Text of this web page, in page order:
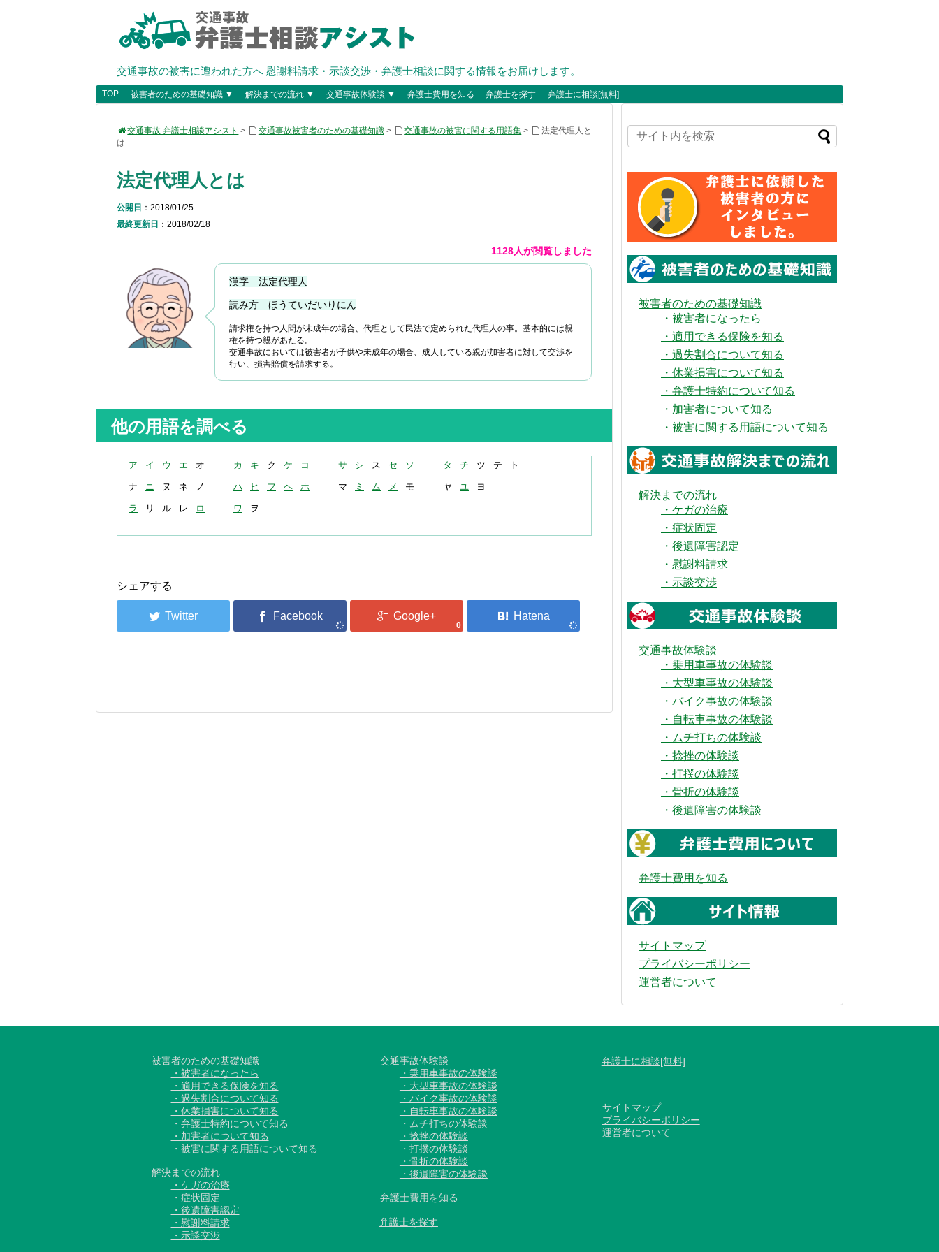
交通事故の被害に遭われた方へ 慰謝料請求・示談交渉・弁護士相談に関する情報をお届けします。
TOP 被害者のための基礎知識 ▼ 解決までの流れ ▼ 交通事故体験談 ▼ 弁護士費用を知る 弁護士を探す 弁護士に相談[無料]
交通事故 弁護士相談アシスト > 交通事故被害者のための基礎知識> 交通事故の被害に関する用語集 >
法定代理人と
は
法定代理人とは
公開日 ：2018/01/25
最終更新日 ：2018/02/18
1128人が閲覧しました
漢字 法定代理人
読み方 ほうていだいりにん
請求権を持つ人間が未成年の場合、代理として民法で定められた代理人の事。基本的には親
権を持つ親があたる。
交通事故においては被害者が子供や未成年の場合、成人している親が加害者に対して交渉を
行い、損害賠償を請求する。
他の用語を調べる
ア イ ウ エ オ カ キ ク ケ コ サ シ ス セ ソ タ チ ツ テ ト
ナ ニ ヌ ネ ノ ハ ヒ フ ヘ ホ マ ミ ム メ モ ヤ ユ ヨ
ラ リ ル レ ロ ワ ヲ
シェアする
0
被害者のための基礎知識
・被害者になったら
・適用できる保険を知る
・過失割合について知る
・休業損害について知る
・弁護士特約について知る
・加害者について知る
・被害に関する用語について知る
解決までの流れ
・ケガの治療
・症状固定
・後遺障害認定
・慰謝料請求
・示談交渉
交通事故体験談
・乗用車事故の体験談
・大型車事故の体験談
・バイク事故の体験談
・自転車事故の体験談
・ムチ打ちの体験談
・捻挫の体験談
・打撲の体験談
・骨折の体験談
・後遺障害の体験談
弁護士費用を知る
サイトマップ
プライバシーポリシー
運営者について
被害者のための基礎知識
・被害者になったら
・適用できる保険を知る
・過失割合について知る
・休業損害について知る
・弁護士特約について知る
・加害者について知る
・被害に関する用語について知る
解決までの流れ
・ケガの治療
・症状固定
・後遺障害認定
・慰謝料請求
・示談交渉
交通事故体験談
・乗用車事故の体験談
・大型車事故の体験談
・バイク事故の体験談
・自転車事故の体験談
・ムチ打ちの体験談
・捻挫の体験談
・打撲の体験談
・骨折の体験談
・後遺障害の体験談
弁護士費用を知る
弁護士を探す
弁護士に相談[無料]
サイトマップ
プライバシーポリシー
運営者について